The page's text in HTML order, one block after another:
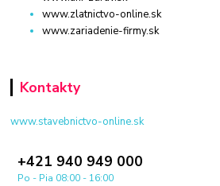
www.zlatnictvo-online.sk
www.zariadenie-firmy.sk
Kontakty
www.stavebnictvo-online.sk
+421 940 949 000
Po - Pia 08:00 - 16:00